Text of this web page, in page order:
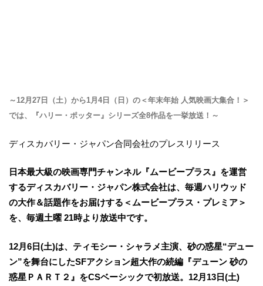
～12月27日（土）から1月4日（日）の＜年末年始 人気映画大集合！＞
では、『ハリー・ポッター』シリーズ全8作品を一挙放送！～
ディスカバリー・ジャパン合同会社のプレスリリース
日本最大級の映画専門チャンネル『ムービープラス』を運営
するディスカバリー・ジャパン株式会社は、毎週ハリウッド
の大作＆話題作をお届けする＜ムービープラス・プレミア＞
を、毎週土曜 21時より放送中です。
12月6日(土)は、ティモシー・シャラメ主演、砂の惑星“デュー
ン”を舞台にしたSFアクション超大作の続編『デューン 砂の
惑星​ＰＡＲＴ２』をCSベーシックで初放送。12月13日(土)